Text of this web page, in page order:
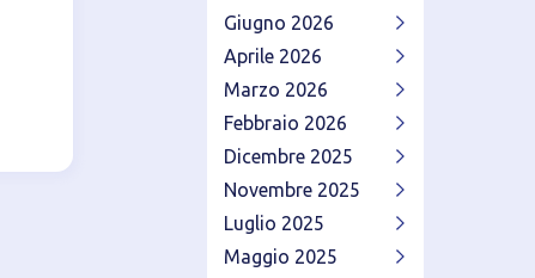
Giugno 2026
Aprile 2026
Marzo 2026
Febbraio 2026
Dicembre 2025
Novembre 2025
Luglio 2025
Maggio 2025